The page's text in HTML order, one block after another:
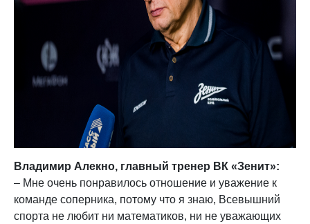
Владимир Алекно, главный тренер ВК «Зенит»:
– Мне очень понравилось отношение и уважение к
команде соперника, потому что я знаю, Всевышний
спорта не любит ни математиков, ни не уважающих